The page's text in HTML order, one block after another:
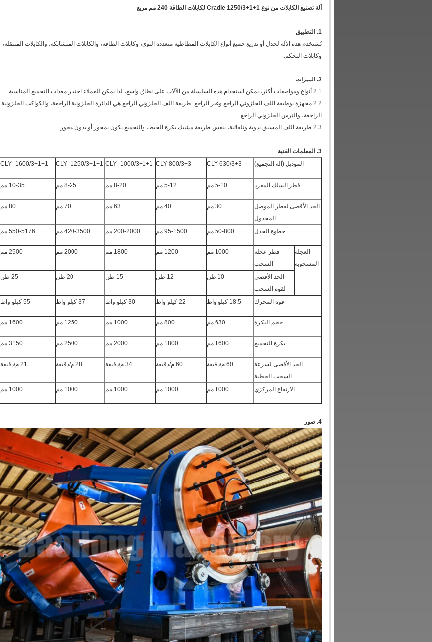
آلة تصنيع الكابلات من نوع Cradle 1250/3+1+1 لكابلات الطاقة 240 مم مربع
1. التطبيق
تُستخدم هذه الآلة لجدل أو تدريع جميع أنواع الكابلات المطاطية متعددة النوى، وكابلات الطاقة، والكابلات المتشابكة، والكابلات المتنقلة،
وكابلات التحكم.
2. الميزات
2.1 أنواع ومواصفات أكثر، يمكن استخدام هذه السلسلة من الآلات على نطاق واسع، لذا يمكن للعملاء اختيار معدات التجميع المناسبة.
2.2 مجهزة بوظيفة اللف الحلزوني الراجع وغير الراجع. طريقة اللف الحلزوني الراجع هي الدائرة الحلزونية الراجعة، والكواكب الحلزونية
الراجعة، والترس الحلزوني الراجع.
2.3 طريقة اللف المسبق يدوية وتلقائية، بنفس طريقة مشبك بكرة الخيط، والتجميع يكون بمحور أو بدون محور.
3. المعلمات الفنية
الموديل (آلة التجميع)
CLY-630/3+3
CLY-800/3+3
CLY -1000/3+1+1
CLY -1250/3+1+1
CLY -1600/3+1+1
قطر السلك المفرد 5-10 مم 5-12 مم 8-20 مم 8-25 مم 10-35 مم
الحد الأقصى لقطر الموصل
المجدول
30 مم 40 مم 63 مم 70 مم 80 مم
خطوة الجدل 50-800 مم 95-1500 مم 200-2000 مم 420-3500 مم 550-5176 مم
العجلة
المسحوبة
قطر عجلة
السحب
1000 مم 1200 مم 1800 مم 2000 مم 2500 مم
الحد الأقصى
لقوة السحب
10 طن 12 طن 15 طن 20 طن 25 طن
قوة المحرك 18.5 كيلو واط 22 كيلو واط 30 كيلو واط 37 كيلو واط 55 كيلو واط
حجم البكرة 630 مم 800 مم 1000 مم 1250 مم 1600 مم
بكرة التجميع 1600 مم 1800 مم 2000 مم 2500 مم 3150 مم
الحد الأقصى لسرعة
السحب الخطية
60 م/دقيقة 60 م/دقيقة 34 م/دقيقة 28 م/دقيقة 21 م/دقيقة
الارتفاع المركزي 1000 مم 1000 مم 1000 مم 1000 مم 1000 مم
4. صور